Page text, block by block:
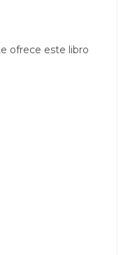
ofrece este libro